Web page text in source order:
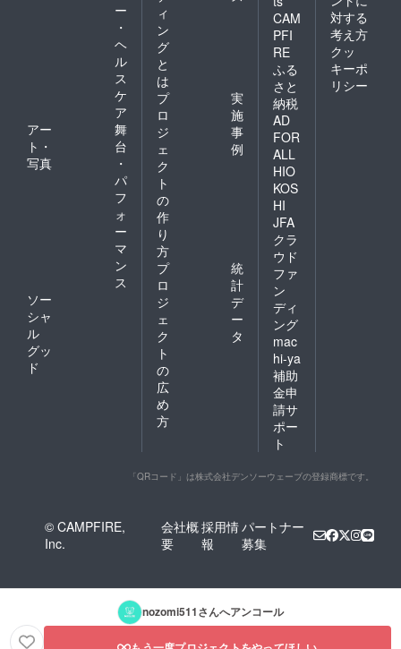
ー
・
ヘ
ル
ス
ケ
ア
アー
ト・
写真
舞
台
・
パ
フ
ォ
ー
マ
ン
ス
ソー
シャ
ル
グッ
ド
ィ
ン
グ
と
は
プ
ロ
ジ
ェ
ク
ト
の
作
り
方
実
施
事
例
プ
ロ
ジ
ェ
ク
ト
の
広
め
方
統
計
デ
ー
タ
CAM
PFI
RE
ふる
さと
納税
AD
FOR
ALL
HIO
KOS
HI
JFA
クラ
ウド
ファ
ン
ディ
ング
mac
hi-ya
補助
金申
請サ
ポー
ト
対する
考え方
クッ
キーポ
リシー
「QRコード」は株式会社デンソーウェーブの登録商標です。
© CAMPFIRE,
Inc.
会社概
要
採用情
報
パートナー
募集
nozomi511さんへアンコール